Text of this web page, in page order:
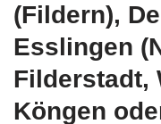
(Fildern),
Esslingen
Filderstadt,
Köngen